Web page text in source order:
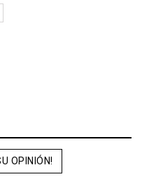
OPINIÓN!